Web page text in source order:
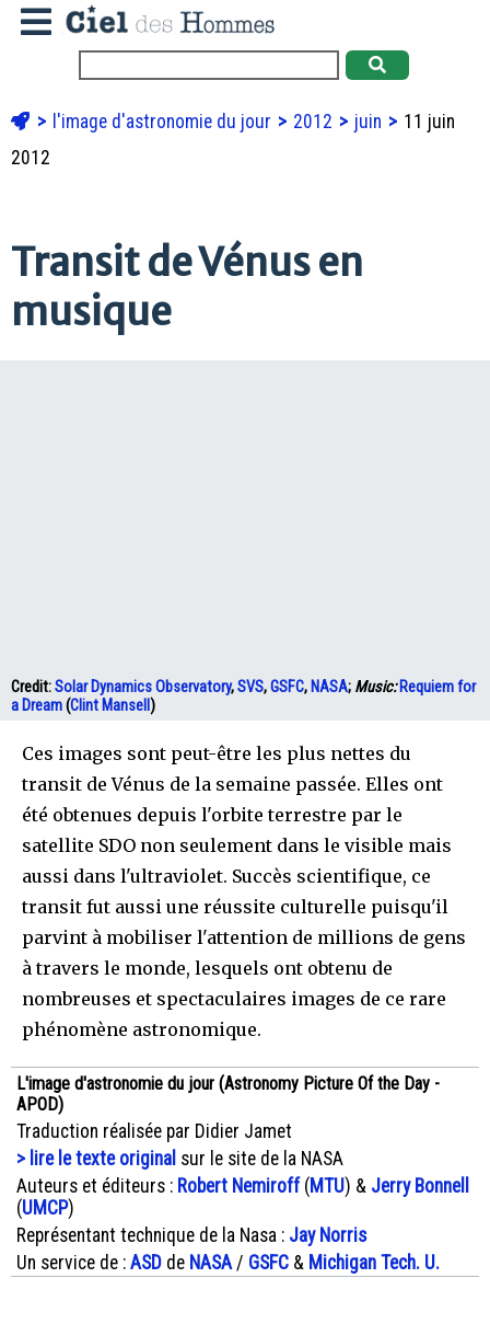
l'image d'astronomie du jour 2012 juin
11 juin
2012
Transit de Vénus en
musique
Credit:Solar Dynamics Observatory,SVS,GSFC, NASA; Music:Requiem for
a Dream(Clint Mansell )
Ces images sont peut-être les plus nettes du
transit de Vénus de la semaine passée. Elles ont
été obtenues depuis l'orbite terrestre par le
satellite SDO non seulement dans le visible mais
aussi dans l'ultraviolet. Succès scientifique, ce
transit fut aussi une réussite culturelle puisqu'il
parvint à mobiliser l'attention de millions de gens
à travers le monde, lesquels ont obtenu de
nombreuses et spectaculaires images de ce rare
phénomène astronomique.
L'image d'astronomie du jour (Astronomy Picture Of the Day -
APOD)
Traduction réalisée par Didier Jamet
> lire le texte original sur le site de la NASA
Auteurs et éditeurs : Robert Nemiroff(MTU) & Jerry Bonnell
(UMCP)
Représentant technique de la Nasa : Jay Norris
Un service de : ASD de NASA / GSFC & Michigan Tech. U.